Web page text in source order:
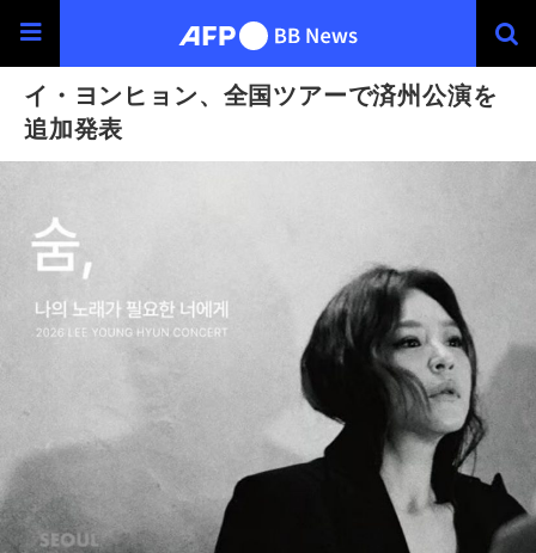
イ・ヨンヒョン、全国ツアーで済州公演を
追加発表